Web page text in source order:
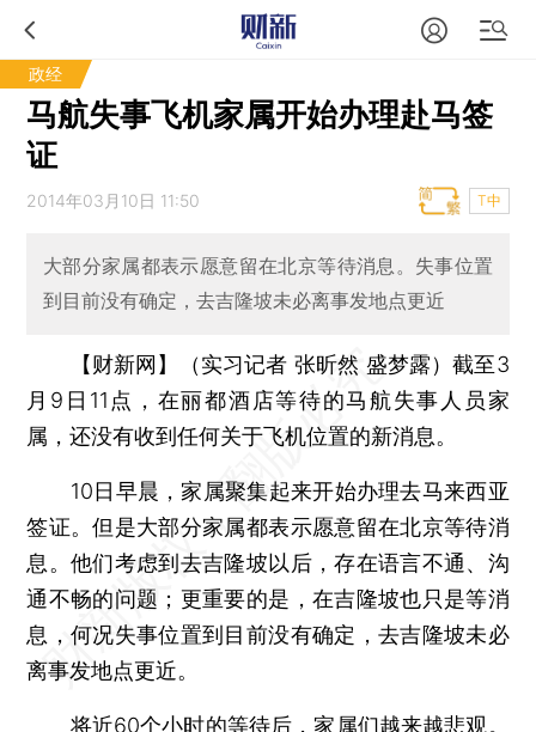
政经
马航失事飞机家属开始办理赴马签
证
2014年03月10日 11:50 T中
大部分家属都表示愿意留在北京等待消息。失事位置
到目前没有确定，去吉隆坡未必离事发地点更近
【财新网】（实习记者 张昕然 盛梦露）截至3
月9日11点，在丽都酒店等待的马航失事人员家
属，还没有收到任何关于飞机位置的新消息。
10日早晨，家属聚集起来开始办理去马来西亚
签证。但是大部分家属都表示愿意留在北京等待消
息。他们考虑到去吉隆坡以后，存在语言不通、沟
通不畅的问题；更重要的是，在吉隆坡也只是等消
息，何况失事位置到目前没有确定，去吉隆坡未必
离事发地点更近。
将近60个小时的等待后，家属们越来越悲观。